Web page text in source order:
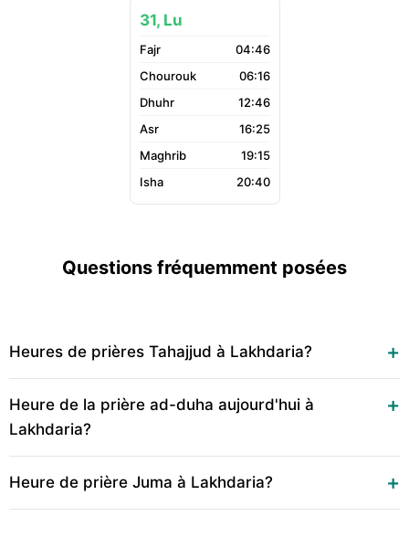
31, Lu
04:46
06:16
12:46
16:25
19:15
20:40
Questions fréquemment posées
Heures de prières Tahajjud à Lakhdaria?
Heure de la prière ad-duha aujourd'hui à
Lakhdaria?
Heure de prière Juma à Lakhdaria?